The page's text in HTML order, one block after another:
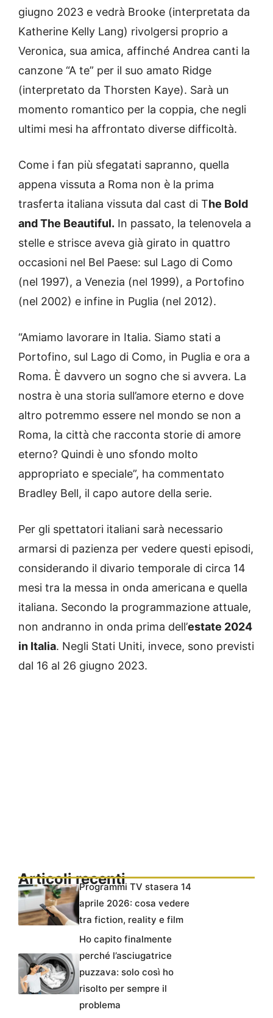
giugno 2023 e vedrà Brooke (interpretata da
Katherine Kelly Lang) rivolgersi proprio a
Veronica, sua amica, affinché Andrea canti la
canzone “A te” per il suo amato Ridge
(interpretato da Thorsten Kaye). Sarà un
momento romantico per la coppia, che negli
ultimi mesi ha affrontato diverse difficoltà.
Come i fan più sfegatati sapranno, quella
appena vissuta a Roma non è la prima
trasferta italiana vissuta dal cast di The Bold
and The Beautiful. In passato, la telenovela a
stelle e strisce aveva già girato in quattro
occasioni nel Bel Paese: sul Lago di Como
(nel 1997), a Venezia (nel 1999), a Portofino
(nel 2002) e infine in Puglia (nel 2012).
“Amiamo lavorare in Italia. Siamo stati a
Portofino, sul Lago di Como, in Puglia e ora a
Roma. È davvero un sogno che si avvera. La
nostra è una storia sull’amore eterno e dove
altro potremmo essere nel mondo se non a
Roma, la città che racconta storie di amore
eterno? Quindi è uno sfondo molto
appropriato e speciale”, ha commentato
Bradley Bell, il capo autore della serie.
Per gli spettatori italiani sarà necessario
armarsi di pazienza per vedere questi episodi,
considerando il divario temporale di circa 14
mesi tra la messa in onda americana e quella
italiana. Secondo la programmazione attuale,
non andranno in onda prima dell’estate 2024
in Italia. Negli Stati Uniti, invece, sono previsti
dal 16 al 26 giugno 2023.
Articoli recentiProgrammi TV stasera 14
aprile 2026: cosa vedere
tra fiction, reality e film
Ho capito finalmente
perché l’asciugatrice
puzzava: solo così ho
risolto per sempre il
problema